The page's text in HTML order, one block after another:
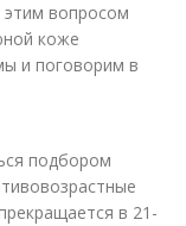
этим вопросом
коже
и поговорим в
подбором
в 21-